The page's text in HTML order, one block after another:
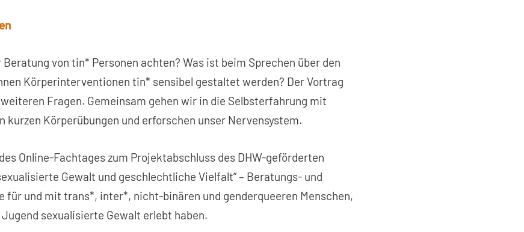
von tin* Personen achten? Was ist beim Sprechen über den
Körperinterventionen tin* sensibel gestaltet werden? Der Vortrag
Fragen. Gemeinsam gehen wir in die Selbsterfahrung mit
kurzen Körperübungen und erforschen unser Nervensystem.
Online-Fachtages zum Projektabschluss des DHW-geförderten
Gewalt und geschlechtliche Vielfalt“ – Beratungs- und
für und mit trans*, inter*, nicht-binären und genderqueeren Menschen,
sexualisierte Gewalt erlebt haben.